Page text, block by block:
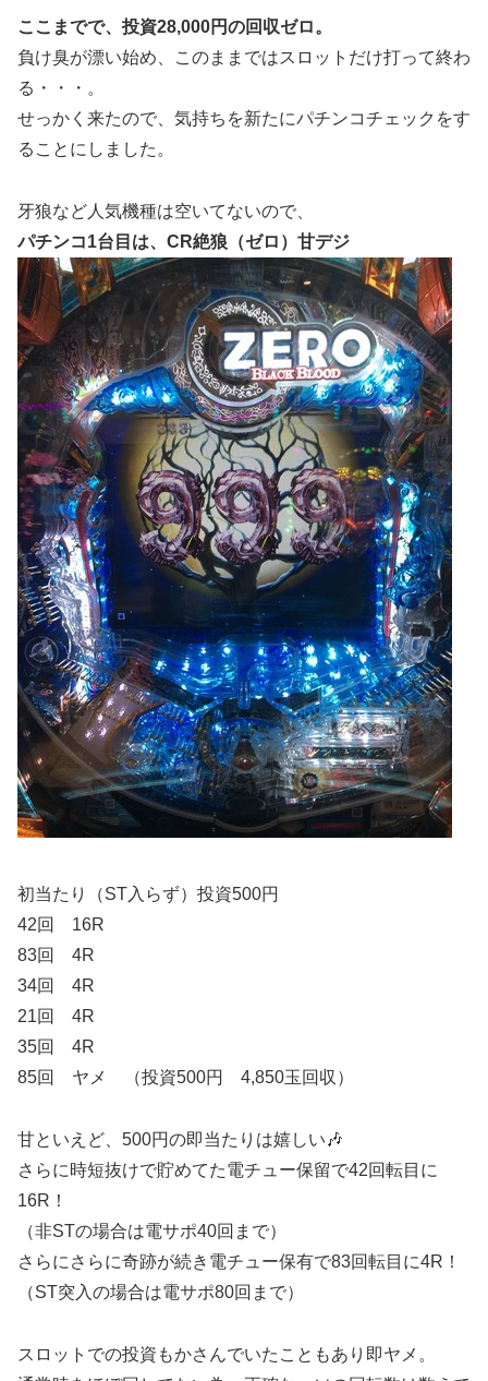
ここまでで、投資28,000円の回収ゼロ。
負け臭が漂い始め、このままではスロットだけ打って終わ
る・・・。
せっかく来たので、気持ちを新たにパチンコチェックをす
ることにしました。
牙狼など人気機種は空いてないので、
パチンコ1台目は、CR絶狼（ゼロ）甘デジ
初当たり（ST入らず）投資500円
42回 16R
83回 4R
34回 4R
21回 4R
35回 4R
85回 ヤメ （投資500円 4,850玉回収）
甘といえど、500円の即当たりは嬉しい🎶
さらに時短抜けで貯めてた電チュー保留で42回転目に
16R！
（非STの場合は電サポ40回まで）
さらにさらに奇跡が続き電チュー保有で83回転目に4R！
（ST突入の場合は電サポ80回まで）
スロットでの投資もかさんでいたこともあり即ヤメ。